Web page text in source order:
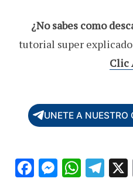
¿No sabes como
tutorial super
Clic
UNETE A NUESTRO
F M W T